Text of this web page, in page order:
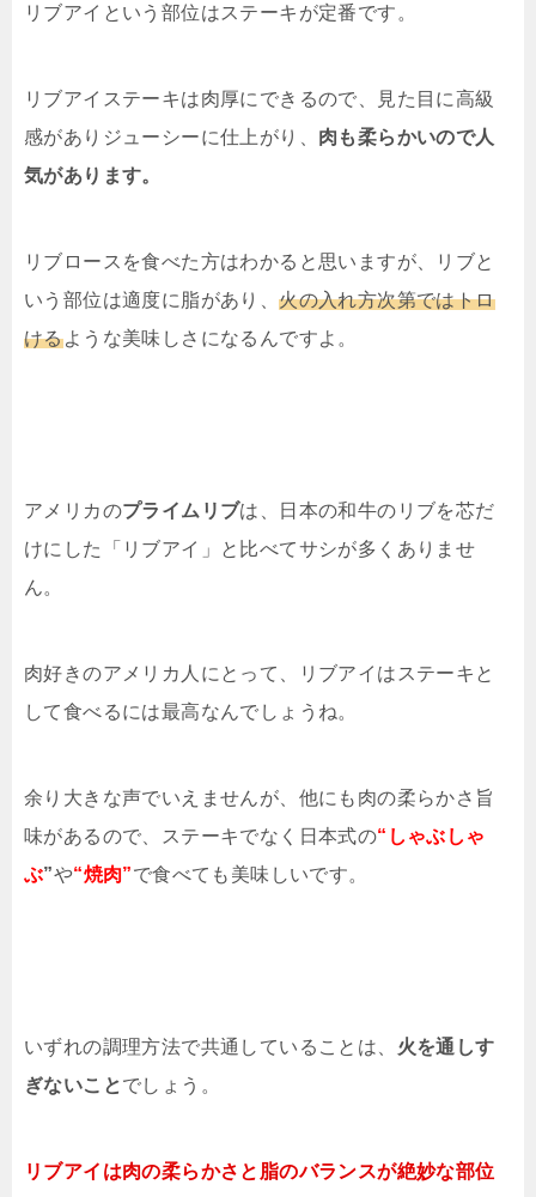
リブアイという部位はステーキが定番です。
リブアイステーキは肉厚にできるので、見た目に高級
感がありジューシーに仕上がり、 肉も柔らかいので人
気があります。
リブロースを食べた方はわかると思いますが、リブと
いう部位は適度に脂があり、火の入れ方次第ではトロ
けるような美味しさになるんですよ。
アメリカのプライムリブは、日本の和牛のリブを芯だ
けにした「リブアイ」と比べてサシが多くありませ
ん。
肉好きのアメリカ人にとって、リブアイはステーキと
して食べるには最高なんでしょうね。
余り大きな声でいえませんが、他にも肉の柔らかさ旨
味があるので、ステーキでなく日本式の“しゃぶしゃ
ぶ”や“焼肉”で食べても美味しいです。
いずれの調理方法で共通していることは、 火を通しす
ぎないことでしょう。
リブアイは肉の柔らかさと脂のバランスが絶妙な部位